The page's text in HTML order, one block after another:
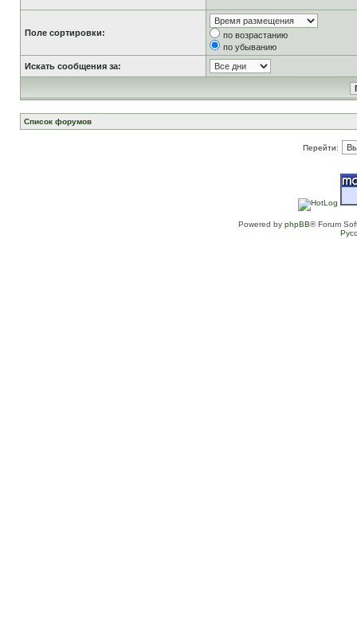
Поле сортировки:
по возрастанию
по убыванию
Искать сообщения за:
Список форумов
Перейти:
Powered by phpBB® Forum